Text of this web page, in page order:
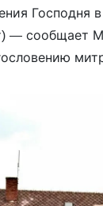
Господня
— сообщает
Эммануила
[…]